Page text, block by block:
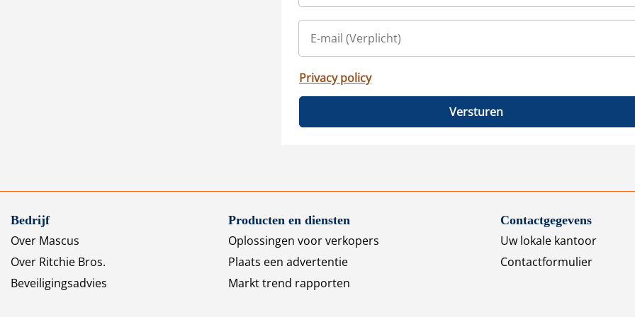
Privacy policy
Versturen
Bedrijf
Over Mascus
Over Ritchie Bros.
Beveiligingsadvies
Producten en diensten
Oplossingen voor verkopers
Plaats een advertentie
Markt trend rapporten
Contactgegevens
Uw lokale kantoor
Contactformulier